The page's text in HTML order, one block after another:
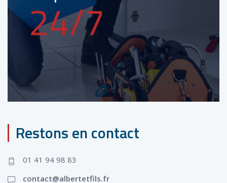
Restons en contact
01 41 94 98 83
contact@albertetfils.fr